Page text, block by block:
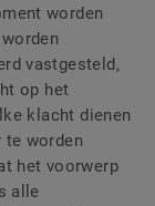
worden
vastgesteld,
op het
klacht dienen
te worden
het voorwerp
alle